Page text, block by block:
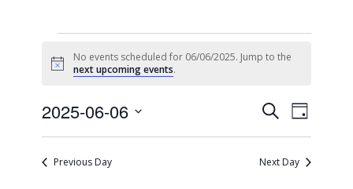
Notice
No events scheduled for 06/06/2025. Jump to the
next upcoming events.
Events
Search
and
SearchEvent
Views
Day
2025-06-06
Previous Day
Next Day